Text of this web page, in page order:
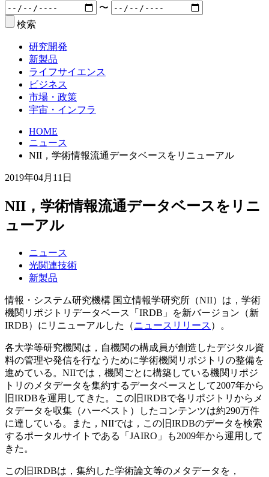
〜
検索
研究開発
新製品
ライフサイエンス
ビジネス
市場・政策
宇宙・インフラ
HOME
ニュース
NII，学術情報流通データベースをリニューアル
2019年04月11日
NII，学術情報流通データベースをリニ
ューアル
ニュース
光関連技術
新製品
情報・システム研究機構 国立情報学研究所（NII）は，学術
機関リポジトリデータベース「IRDB」を新バージョン（新
IRDB）にリニューアルした（ニュースリリース ）。
各大学等研究機関は，自機関の構成員が創造したデジタル資
料の管理や発信を行なうために学術機関リポジトリの整備を
進めている。NIIでは，機関ごとに構築している機関リポジ
トリのメタデータを集約するデータベースとして2007年から
旧IRDBを運用してきた。この旧IRDBで各リポジトリからメ
タデータを収集（ハーベスト）したコンテンツは約290万件
に達している。また，NIIでは，この旧IRDBのデータを検索
するポータルサイトである「JAIRO」も2009年から運用して
きた。
この旧IRDBは，集約した学術論文等のメタデータを，